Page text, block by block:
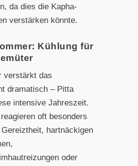
da dies die Kapha-
verstärken könnte.
Kühlung für
verstärkt das
dramatisch – Pitta
intensive Jahreszeit.
oft besonders
hartnäckigen
oder